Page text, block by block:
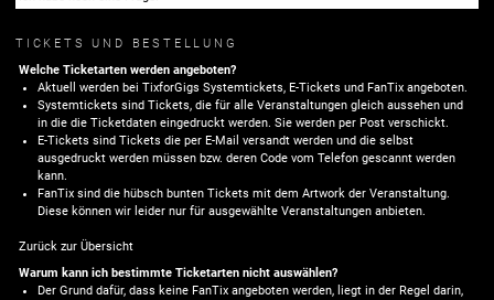
TICKETS UND BESTELLUNG
Welche Ticketarten werden angeboten?
Aktuell werden bei TixforGigs Systemtickets, E-Tickets und FanTix angeboten.
Systemtickets sind Tickets, die für alle Veranstaltungen gleich aussehen und
in die die Ticketdaten eingedruckt werden. Sie werden per Post verschickt.
E-Tickets sind Tickets die per E-Mail versandt werden und die selbst
ausgedruckt werden müssen bzw. deren Code vom Telefon gescannt werden
kann.
FanTix sind die hübsch bunten Tickets mit dem Artwork der Veranstaltung.
Diese können wir leider nur für ausgewählte Veranstaltungen anbieten.
Zurück zur Übersicht
Warum kann ich bestimmte Ticketarten nicht auswählen?
Der Grund dafür, dass keine FanTix angeboten werden, liegt in der Regel darin,